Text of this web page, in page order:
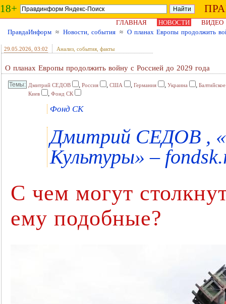
18+
ГЛАВНАЯ НОВОСТИ
ВИДЕО
ПравдаИнформ ≈ Новости, события ≈ О планах Европы продолжить
29.05.2026 , 03:02 Анализ, события, факты
О планах Европы продолжить войну с Россией до 2029 года
Дмитрий СЕДОВ , Россия , США , Германия , Украина ,
Киев
, Фонд СК
Фонд СК
Дмитрий СЕДОВ ,
Культуры» –
С чем могут
ему подобные?